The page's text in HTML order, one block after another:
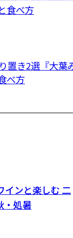
置き2選『大葉
べ方
インと楽しむ 二
・処暑